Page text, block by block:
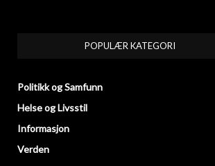
POPULÆR KATEGORI
Politikk og Samfunn
Helse og Livsstil
Informasjon
Verden